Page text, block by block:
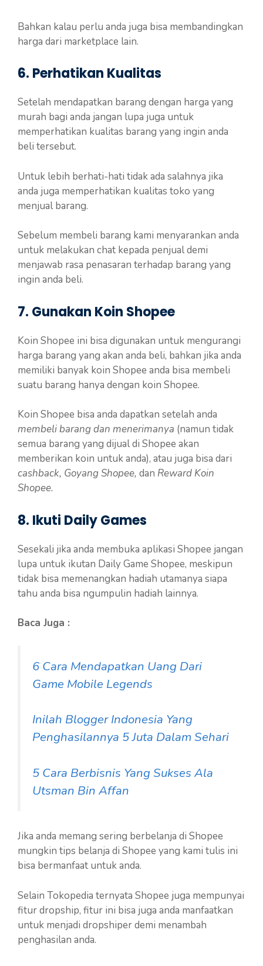
Bahkan kalau perlu anda juga bisa membandingkan
harga dari marketplace lain.
6. Perhatikan Kualitas
Setelah mendapatkan barang dengan harga yang
murah bagi anda jangan lupa juga untuk
memperhatikan kualitas barang yang ingin anda
beli tersebut.
Untuk lebih berhati-hati tidak ada salahnya jika
anda juga memperhatikan kualitas toko yang
menjual barang.
Sebelum membeli barang kami menyarankan anda
untuk melakukan chat kepada penjual demi
menjawab rasa penasaran terhadap barang yang
ingin anda beli.
7. Gunakan Koin Shopee
Koin Shopee ini bisa digunakan untuk mengurangi
harga barang yang akan anda beli, bahkan jika anda
memiliki banyak koin Shopee anda bisa membeli
suatu barang hanya dengan koin Shopee.
Koin Shopee bisa anda dapatkan setelah anda
membeli barang dan menerimanya (namun tidak
semua barang yang dijual di Shopee akan
memberikan koin untuk anda), atau juga bisa dari
cashback, Goyang Shopee, dan Reward Koin
Shopee.
8. Ikuti Daily Games
Sesekali jika anda membuka aplikasi Shopee jangan
lupa untuk ikutan Daily Game Shopee, meskipun
tidak bisa memenangkan hadiah utamanya siapa
tahu anda bisa ngumpulin hadiah lainnya.
Baca Juga :
6 Cara Mendapatkan Uang Dari
Game Mobile Legends
Inilah Blogger Indonesia Yang
Penghasilannya 5 Juta Dalam Sehari
5 Cara Berbisnis Yang Sukses Ala
Utsman Bin Affan
Jika anda memang sering berbelanja di Shopee
mungkin tips belanja di Shopee yang kami tulis ini
bisa bermanfaat untuk anda.
Selain Tokopedia ternyata Shopee juga mempunyai
fitur dropship, fitur ini bisa juga anda manfaatkan
untuk menjadi dropshiper demi menambah
penghasilan anda.